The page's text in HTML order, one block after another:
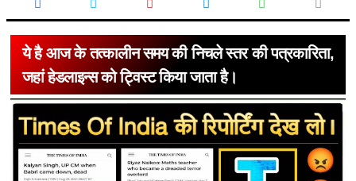
ये है आज के तत्कालीन समय की निचले स्तर की पत्रकारिता,
जहां हेडलाइन्स को ट्विस्ट किया जाता है।